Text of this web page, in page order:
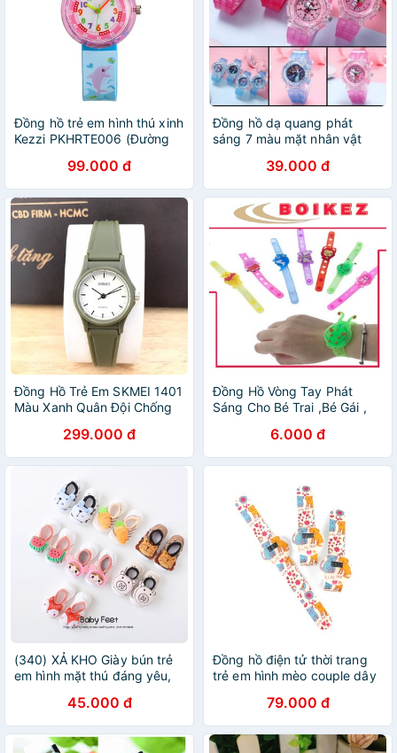
Đồng hồ trẻ em hình thú xinh
Kezzi PKHRTE006 (Đường
99.000 đ
Đồng hồ dạ quang phát
sáng 7 màu mặt nhân vật
AA4555524K39.000 đ
Đồng Hồ Trẻ Em SKMEI 1401
Màu Xanh Quân Đội Chống
299.000 đ
Đồng Hồ Vòng Tay Phát
Sáng Cho Bé Trai ,Bé Gái ,
6.000 đ
(340) XẢ KHO Giày bún trẻ
em hình mặt thú đáng yêu,
vải bún mềm mịn
45.000 đ
Đồng hồ điện tử thời trang
trẻ em hình mèo couple dây
PKHRTE01879.000 đ